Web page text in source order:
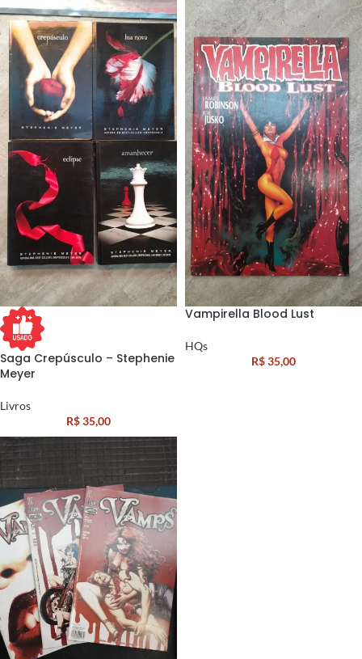
Saga Crepúsculo – Stephenie
Meyer
Livros
R$35,00
Vampirella Blood Lust
HQs
R$35,00